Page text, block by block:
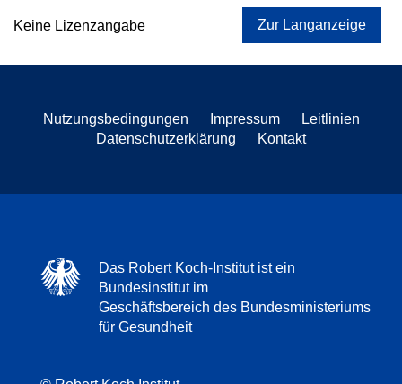
Keine Lizenzangabe Zur Langanzeige
Nutzungsbedingungen Impressum
Leitlinien
Datenschutzerklärung
Kontakt
Das Robert Koch-Institut ist ein
Bundesinstitut im
Geschäftsbereich des Bundesministeriums
für Gesundheit